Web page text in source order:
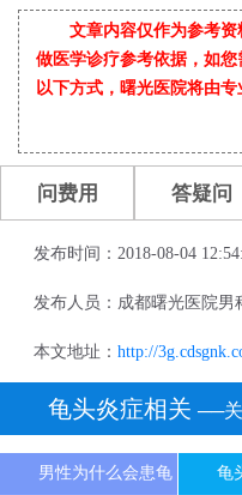
文章内容仅作为参考
做医学诊疗参考依据，如
以下方式，曙光医院将由专
问费用 答疑问
发布时间：2018-08-04
发布人员：成都曙光医院男
本文地址： http://
龟头炎症相关 ──
男性为什么会患龟 龟